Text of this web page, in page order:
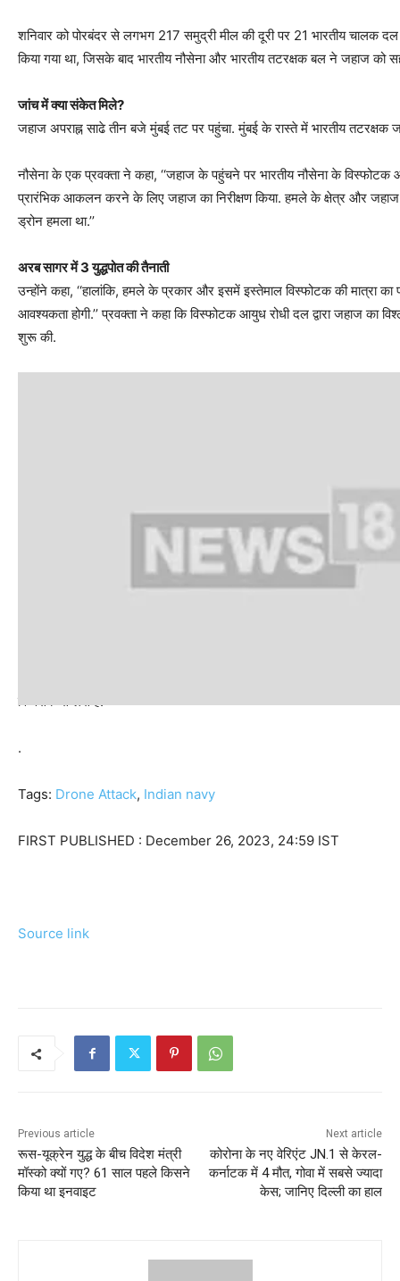
शनिवार को पोरबंदर से लगभग 217 समुद्री मील की दूरी पर 21 भारतीय चालक
किया गया था, जिसके बाद भारतीय नौसेना और भारतीय तटरक्षक बल ने जहाज को
जांच में क्या संकेत मिले?
जहाज अपराह्न साढे तीन बजे मुंबई तट पर पहुंचा. मुंबई के रास्ते में भारतीय
नौसेना के एक प्रवक्ता ने कहा, ‘‘जहाज के पहुंचने पर भारतीय नौसेना के
प्रारंभिक आकलन करने के लिए जहाज का निरीक्षण किया. हमले के क्षेत्र और
ड्रोन हमला था.’’
अरब सागर में 3 युद्धपोत की तैनाती
उन्होंने कहा, ‘‘हालांकि, हमले के प्रकार और इसमें इस्तेमाल विस्फोटक की मात्रा
आवश्यकता होगी.’’ प्रवक्ता ने कहा कि विस्फोटक आयुध रोधी दल द्वारा जहाज का
शुरू की.
विध्वंसक से लैस हैं.
.
Tags: Drone Attack, Indian navy
FIRST PUBLISHED : December 26, 2023, 24:59 IST
Source link
Previous article
रूस-यूक्रेन युद्ध के बीच विदेश मंत्री
मॉस्को क्यों गए? 61 साल पहले किसने
किया था इनवाइट
Next article
कोरोना के नए वेरिएंट JN.1 से केरल-
कर्नाटक में 4 मौत, गोवा में सबसे ज्यादा
केस; जानिए दिल्ली का हाल